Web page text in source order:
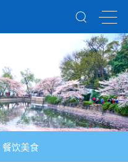
餐饮美食